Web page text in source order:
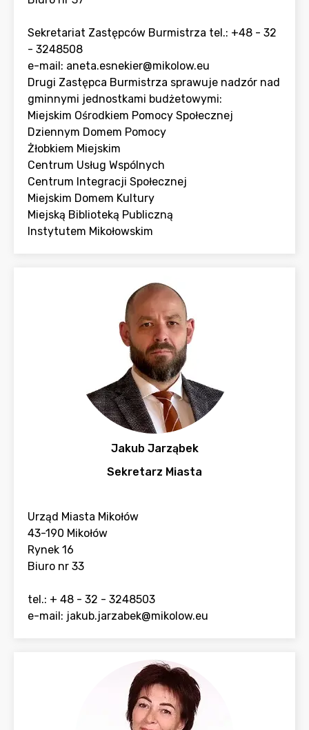
Sekretariat Zastępców Burmistrza tel.: +48 - 32
- 3248508
e-mail: aneta.esnekier@mikolow.eu
Drugi Zastępca Burmistrza sprawuje nadzór nad
gminnymi jednostkami budżetowymi:
Miejskim Ośrodkiem Pomocy Społecznej
Dziennym Domem Pomocy
Żłobkiem Miejskim
Centrum Usług Wspólnych
Centrum Integracji Społecznej
Miejskim Domem Kultury
Miejską Biblioteką Publiczną
Instytutem Mikołowskim
Jakub Jarząbek
Sekretarz Miasta
Urząd Miasta Mikołów
43-190 Mikołów
Rynek 16
Biuro nr 33
tel.: + 48 - 32 - 3248503
e-mail: jakub.jarzabek@mikolow.eu